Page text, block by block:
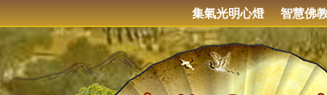
集氣光明心燈 智慧佛